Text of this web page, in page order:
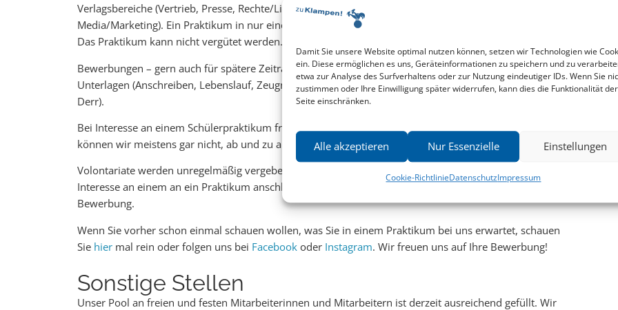
Damit Sie unsere Website optimal nutzen können, setzen wir Technologien wie
ein. Diese ermöglichen es uns, Geräteinformationen zu speichern und zu
etwa zur Analyse des Surfverhaltens oder zur Nutzung eindeutiger IDs. Wenn Sie
zustimmen oder Ihre Einwilligung später widerrufen, kann dies die Funktionalität der
Seite einschränken.
Alle akzeptieren Nur Essenzielle Einstellungen
Cookie-RichtlinieDatenschutzImpressum
Verlagsbereiche (Vertrieb, Presse, Rechte/Lizenzen, Lektorat, Projektmanagement/Herstellung, Social
Media/Marketing). Ein Praktikum in nur einer Abteilung können wir als Kleinverlag leider nicht anbieten.
Das Praktikum kann nicht vergütet werden.
Bewerbungen – gern auch für spätere Zeiträume oder im nächsten Jahr – bitte per Mail mit den üblichen
Unterlagen (Anschreiben, Lebenslauf, Zeugnisse) aninfo@zuklampen.de(Ansprechpartnerin: Regina
Derr).
Bei Interesse an einem Schülerpraktikum fragen Sie bitte vorher am besten per Mail an. Solche Praktika
können wir meistens gar nicht, ab und zu aber doch und eher kurzfristig anbieten und nicht garantieren.
Volontariate werden unregelmäßig vergeben und setzen ein Praktikum in unserem Verlag voraus. Bei
Interesse an einem an ein Praktikum anschließenden Volontariat vermerken Sie dies bitte in Ihrer
Bewerbung.
Wenn Sie vorher schon einmal schauen wollen, was Sie in einem Praktikum bei uns erwartet, schauen
Sie hier mal rein oder folgen uns bei Facebook oder Instagram. Wir freuen uns auf Ihre Bewerbung!
Sonstige Stellen
Unser Pool an freien und festen Mitarbeiterinnen und Mitarbeitern ist derzeit ausreichend gefüllt. Wir